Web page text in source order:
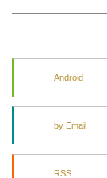
Android
by Email
RSS